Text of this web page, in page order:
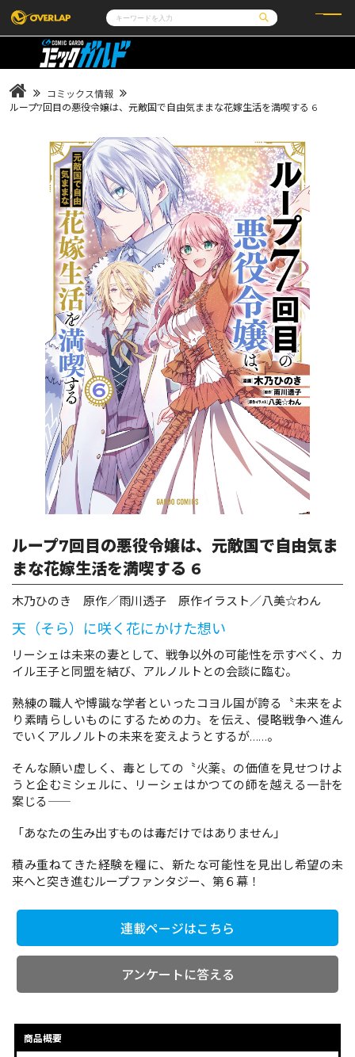
コミック
LiQulle
ラブパルフェ
ライトノベル
ロサージュノベルス
その他
ゲーム
通販・NEWS
企業
会社概要
採用情報
アクセス
オーバーラップホールディングス
お問い合わせはこちら
オーバーラップ文庫
オーバーラップノベルス
オーバーラップノベルスf
ロサージュノベルス
コミックガルド
閉じる
コミックス情報
ループ7回目の悪役令嬢は、元敵国で自由気ままな花嫁生活を満喫する 6
ループ7回目の悪役令嬢は、元敵国で自由気ま
まな花嫁生活を満喫する 6
木乃ひのき 原作／雨川透子 原作イラスト／八美☆わん
天（そら）に咲く花にかけた想い
リーシェは未来の妻として、戦争以外の可能性を示すべく、カ
イル王子と同盟を結び、アルノルトとの会談に臨む。
熟練の職人や博識な学者といったコヨル国が誇る〝未来をよ
り素晴らしいものにするための力〟を伝え、侵略戦争へ進ん
でいくアルノルトの未来を変えようとするが……。
そんな願い虚しく、毒としての〝火薬〟の価値を見せつけよ
うと企むミシェルに、リーシェはかつての師を越える一計を
案じる――
「あなたの生み出すものは毒だけではありません」
積み重ねてきた経験を糧に、新たな可能性を見出し希望の未
来へと突き進むループファンタジー、第６幕！
連載ページはこちら
アンケートに答える
商品概要